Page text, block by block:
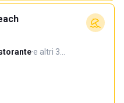
·e altri 3…